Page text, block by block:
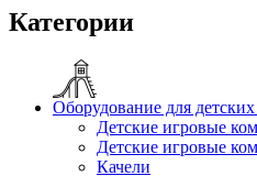
Категории
Оборудование для
Детские игровые
Детские игровые
Качели